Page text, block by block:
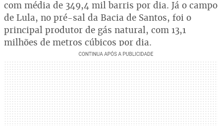
com média de 349,4 mil barris por dia. Já o campo
de Lula, no pré-sal da Bacia de Santos, foi o
principal produtor de gás natural, com 13,1
milhões de metros cúbicos por dia.